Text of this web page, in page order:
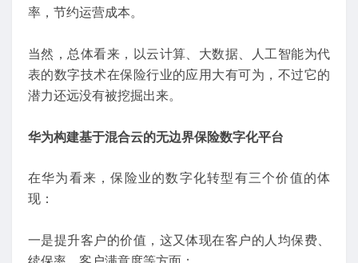
率，节约运营成本。
当然，总体看来，以云计算、大数据、人工智能为代
表的数字技术在保险行业的应用大有可为，不过它的
潜力还远没有被挖掘出来。
华为构建基于混合云的无边界保险数字化平台
在华为看来，保险业的数字化转型有三个价值的体
现：
一是提升客户的价值，这又体现在客户的人均保费、